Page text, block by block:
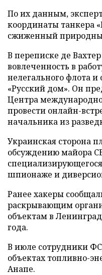
По их данным,
координаты танкера
сжиженный
В переписке де
вовлеченность в
нелегального флота
«Русский дом». Он
Центра
провести онлайн-
начальника из
Украинская сторона
обсуждению майора
шпионаже и
Ранее хакеры
раскрывающим
объектам в
года.
В июле сотрудники
объектах топливно-
Анапе.